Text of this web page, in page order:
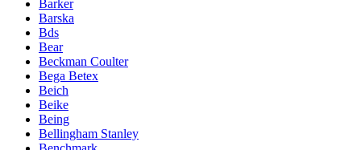
Barker
Barska
Bds
Bear
Beckman Coulter
Bega Betex
Beich
Beike
Being
Bellingham Stanley